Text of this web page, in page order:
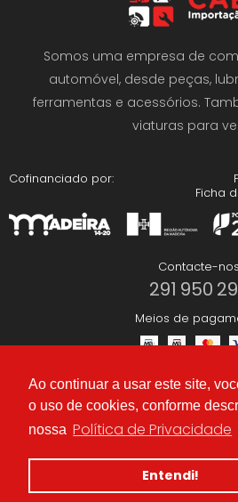
Ao continuar a usar este site,
o uso de cookies, conforme
nossa Política de Privacidade
Entendi!
Somos uma empresa de
automóvel, desde peças,
ferramentas e acessórios.
viaturas para
Cofinanciado por:
Ficha
Contacte-nos
291 950
Meios de
© 2026 CAEA Importação Lda.
direitos
Termos & condições
Redes Sociais